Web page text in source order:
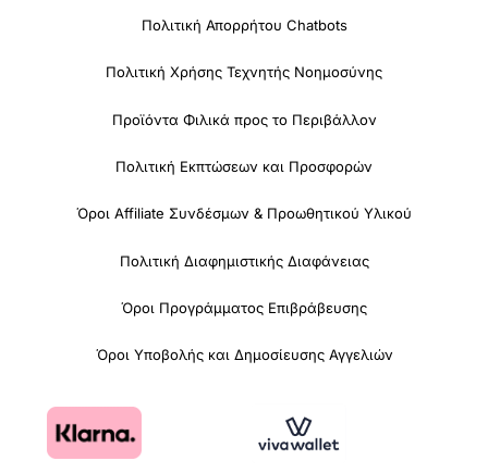
Πολιτική Απορρήτου Chatbots
Πολιτική Χρήσης Τεχνητής Νοημοσύνης
Προϊόντα Φιλικά προς το Περιβάλλον
Πολιτική Εκπτώσεων και Προσφορών
Όροι Affiliate Συνδέσμων & Προωθητικού Υλικού
Πολιτική Διαφημιστικής Διαφάνειας
Όροι Προγράμματος Επιβράβευσης
Όροι Υποβολής και Δημοσίευσης Αγγελιών